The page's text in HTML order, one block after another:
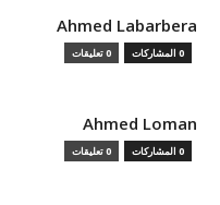
Ahmed Labarbera
0 المشاركات 0 تعليقات
Ahmed Loman
0 المشاركات 0 تعليقات